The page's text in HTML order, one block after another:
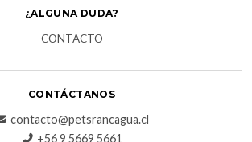
¿ALGUNA DUDA?
CONTACTO
CONTÁCTANOS
contacto@petsrancagua.cl
‪+56 9 5669 5661‬